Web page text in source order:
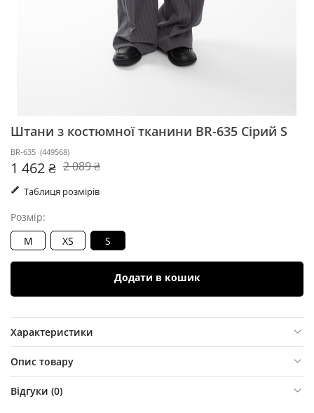
Штани з костюмної тканини BR-635 Сірий S
BR-635 (449568)
1 462 ₴ 2 089 ₴
Таблиця розмірів
Розмір:
M
XS S
Додати в кошик
Характеристики
Опис товару
Відгуки (0)